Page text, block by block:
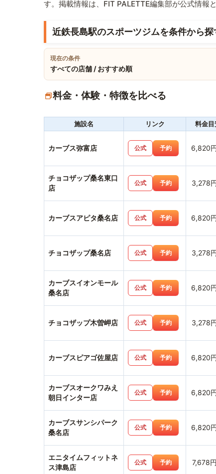
す。掲載情報は、FIT PALETTE編集部が公式情報
近鉄長島駅のスポーツジムを条件から探
現在の条件
すべての店舗 / おすすめ順
料金・体験・特徴を比べる
施設名 リンク 料金目
カーブス弥富店 公式 予約 6,820
チョコザップ桑名東口
店
公式 予約 3,278
カーブスアピタ桑名店 公式 予約 6,820
チョコザップ桑名店 公式 予約 3,278
カーブスイオンモール
桑名店
公式 予約 6,820
チョコザップ木曽岬店 公式 予約 3,278
カーブスピアゴ佐屋店 公式 予約 6,820
カーブスオークワみえ
朝日インター店
公式 予約 6,820
カーブスサンシパーク
桑名店
公式 予約 6,820
エニタイムフィットネ
ス津島店
公式 予約 7,678